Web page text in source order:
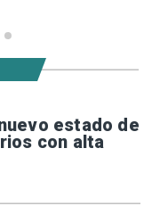
estado de
con alta